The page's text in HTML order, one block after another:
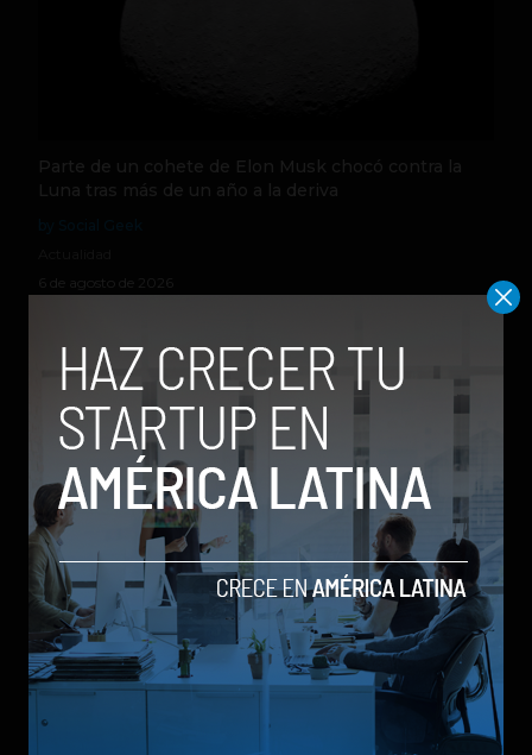
Parte de un cohete de Elon Musk chocó contra la
Luna tras más de un año a la deriva
6 de agosto de 2026
Qwen 3.8-Max, la nueva IA de Alibaba que desafía a
los modelos más poderosos
by Sergio Ramos
Actualidad
5 de agosto de 2026